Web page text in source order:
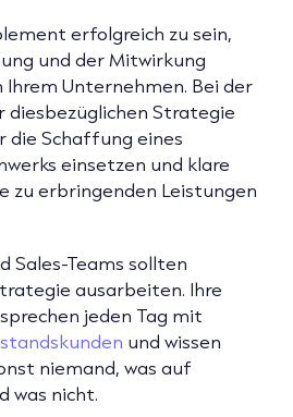
erfolgreich zu sein,
und der Mitwirkung
Ihrem Unternehmen. Bei der
diesbezüglichen Strategie
die Schaffung eines
einsetzen und klare
zu erbringenden Leistungen
Sales-Teams sollten
ausarbeiten. Ihre
jeden Tag mit
und wissen
niemand, was auf
was nicht.